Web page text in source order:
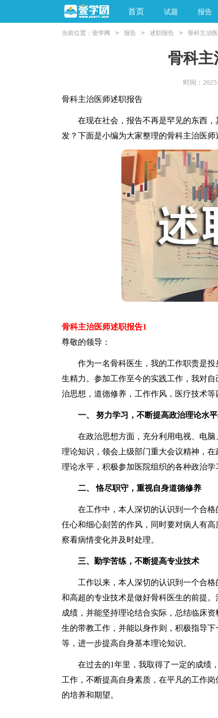
首页 试题 报告
阅读理解 亲子教
当前位置： 壹学网 > 报告 > 述职报告 > 骨科主治
骨科主
时间：
骨科主治医师述职报告
在现在社会，报告不再是罕见的东西，
发？下面是小编为大家整理的骨科主治医师
骨科主治医师述职报告1
尊敬的领导：
作为一名骨科医生，我的工作职责是投
生精力。参加工作至今的实践工作，我对
治思想，道德修养，工作作风，医疗技术等
一、 努力学习，不断提高政治理论水平
在政治思想方面，充分利用电视、电脑
理论知识，领会上级部门重大会议精神，
理论水平，积极参加医院组织的各种政治学
二、 恪尽职守，重视自身道德修养
在工作中，本人深切的认识到一个合格
任心和细心刻苦的作风，同时要对病人有
察看病情变化并及时处理。
三、勤学苦练，不断提高专业技术
工作以来，本人深切的认识到一个合格
和高超的专业技术是做好骨科医生的前提
成绩，并能坚持理论结合实际，总结临床
生的带教工作，并能以身作则，积极指导
等，进一步提高自身基本理论知识。
在过去的1年里，我取得了一定的成绩，
工作，不断提高自身素质，在平凡的工作
的培养和期望。